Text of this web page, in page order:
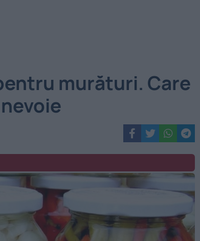
murături. Care